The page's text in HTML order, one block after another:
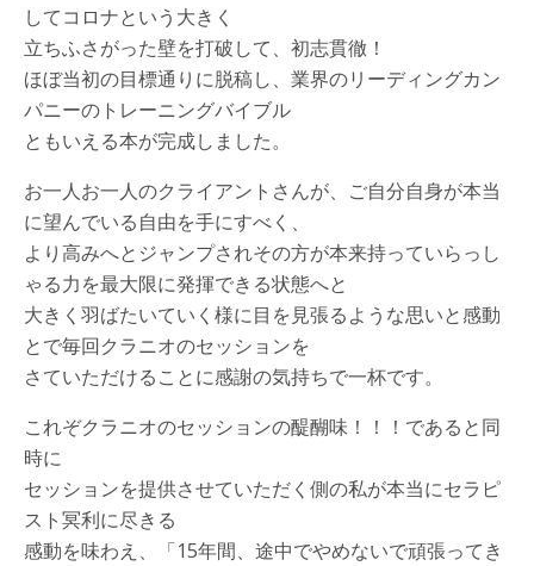
してコロナという大きく
立ちふさがった壁を打破して、初志貫徹！
ほぼ当初の目標通りに脱稿し、業界のリーディングカン
パニーのトレーニングバイブル
ともいえる本が完成しました。
お一人お一人のクライアントさんが、ご自分自身が本当
に望んでいる自由を手にすべく、
より高みへとジャンプされその方が本来持っていらっし
ゃる力を最大限に発揮できる状態へと
大きく羽ばたいていく様に目を見張るような思いと感動
とで毎回クラニオのセッションを
さていただけることに感謝の気持ちで一杯です。
これぞクラニオのセッションの醍醐味！！！であると同
時に
セッションを提供させていただく側の私が本当にセラピ
スト冥利に尽きる
感動を味わえ、「15年間、途中でやめないで頑張ってき